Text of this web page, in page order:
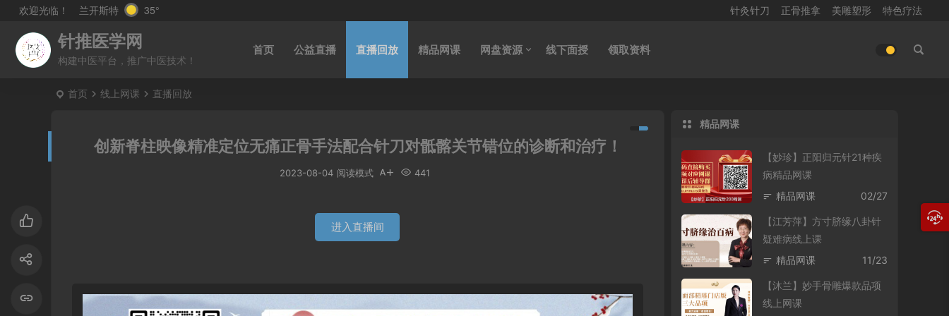
欢迎光临！ 兰开斯特 35° 针灸针刀 正骨推拿 美雕塑形 特色疗法
针推医学网
构建中医平台，推广中医技术！
首页 公益直播 直播回放 精品网课 网盘资源 线下面授 领取资料
首页 线上网课 直播回放
创新脊柱映像精准定位无痛正骨手法配合针刀对骶髂关节错位的诊断和治疗！
2023-08-04 441
阅读模式
进入直播间
精品网课
【妙珍】正阳归元针21种疾
病精品网课
02/27
精品网课
【江芳萍】方寸脐缘八卦针
疑难病线上课
11/23
精品网课
【沐兰】妙手骨雕爆款品项
线上网课